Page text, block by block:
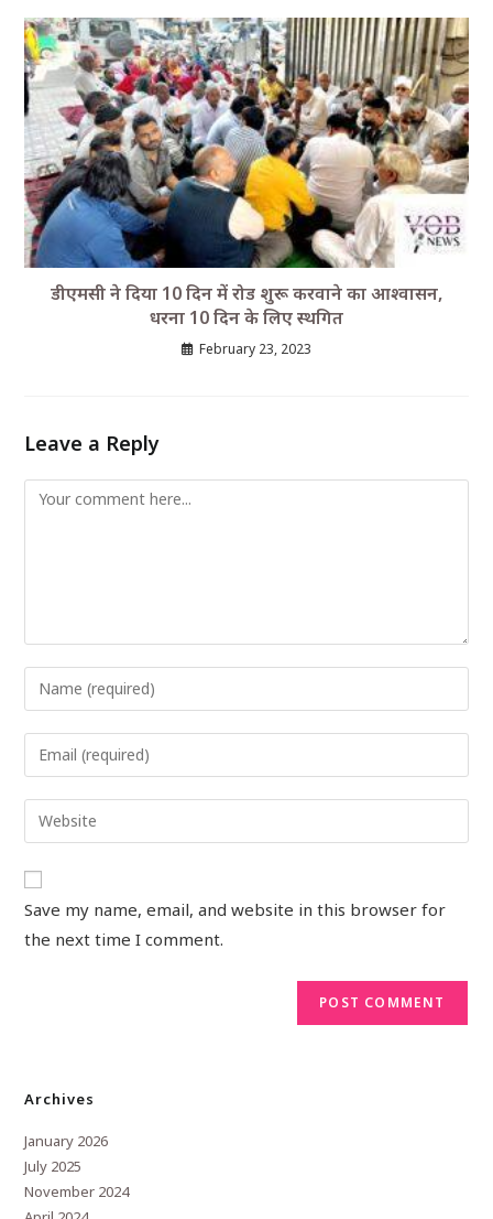
डीएमसी ने दिया 10 दिन में रोड शुरू करवाने का आश्वासन,
धरना 10 दिन के लिए स्थगित
February 23, 2023
Leave a Reply
Save my name, email, and website in this browser for
the next time I comment.
Archives
January 2026
July 2025
November 2024